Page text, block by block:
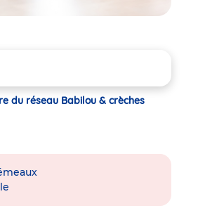
du réseau Babilou & crèches